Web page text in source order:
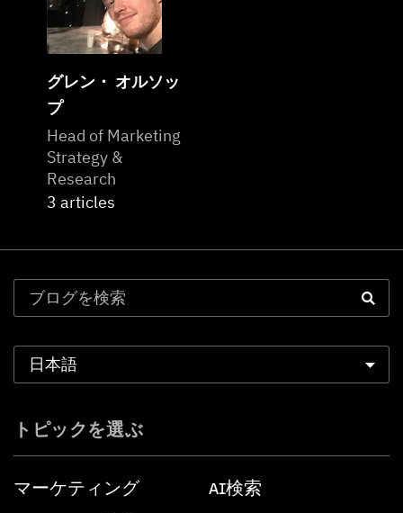
グレン・ オルソッ
プ
Head of Marketing
Strategy &
Research
3 articles
トピックを選ぶ
マーケティング AI検索